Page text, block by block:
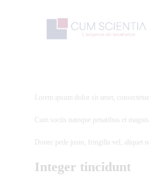
Lorem ipsum dolor sit amet,
Cum sociis natoque penatibus et
Donec pede justo, fringilla vel, aliquet
Integer tincidunt